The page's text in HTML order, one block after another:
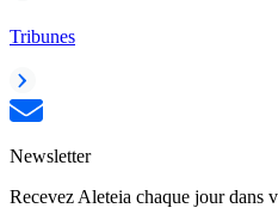
Tribunes
Newsletter
Recevez Aleteia chaque jour dans